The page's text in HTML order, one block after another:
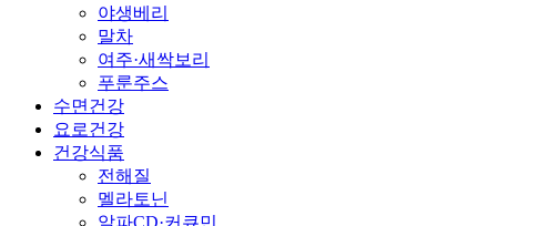
야생베리
말차
여주·새싹보리
푸룬주스
수면건강
요로건강
건강식품
전해질
멜라토닌
알파CD·커큐민